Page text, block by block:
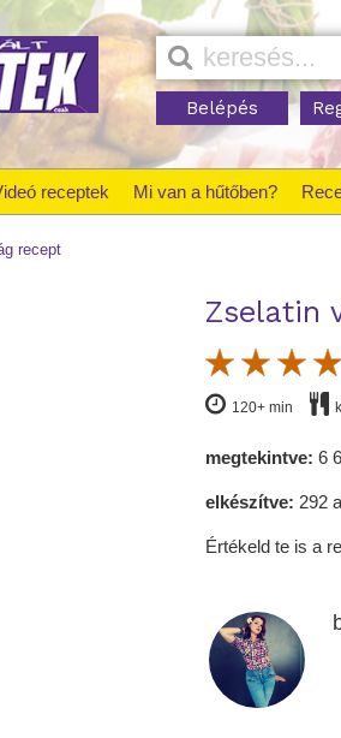
Belépés
receptek Mi van a hűtőben?
recept
Zselatin
120+ min
megtekintve: 6
elkészítve: 292
Értékeld te is a